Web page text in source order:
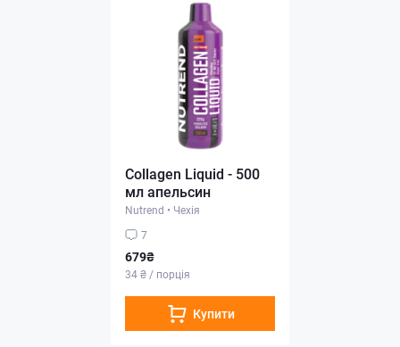
Collagen Liquid - 500
мл апельсин
Nutrend • Чехія
7
679₴
34 ₴ / порція
Купити